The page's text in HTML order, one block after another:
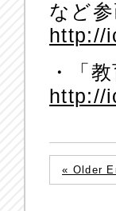
など
http://
・「
http://
« Older